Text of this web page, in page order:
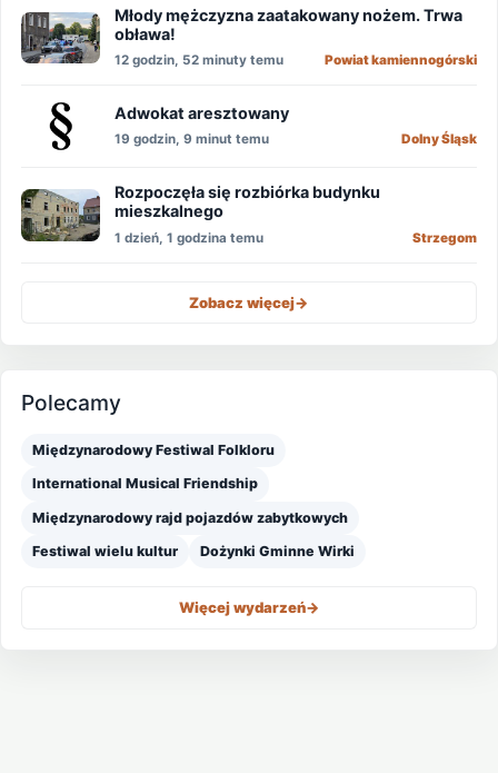
Młody mężczyzna zaatakowany nożem. Trwa
obława!
12 godzin, 52 minuty temu Powiat kamiennogórski
Adwokat aresztowany
19 godzin, 9 minut temu Dolny Śląsk
Rozpoczęła się rozbiórka budynku
mieszkalnego
1 dzień, 1 godzina temu Strzegom
Zobacz więcej->
Polecamy
Międzynarodowy Festiwal Folkloru
International Musical Friendship
Międzynarodowy rajd pojazdów zabytkowych
Festiwal wielu kultur Dożynki Gminne Wirki
Więcej wydarzeń->